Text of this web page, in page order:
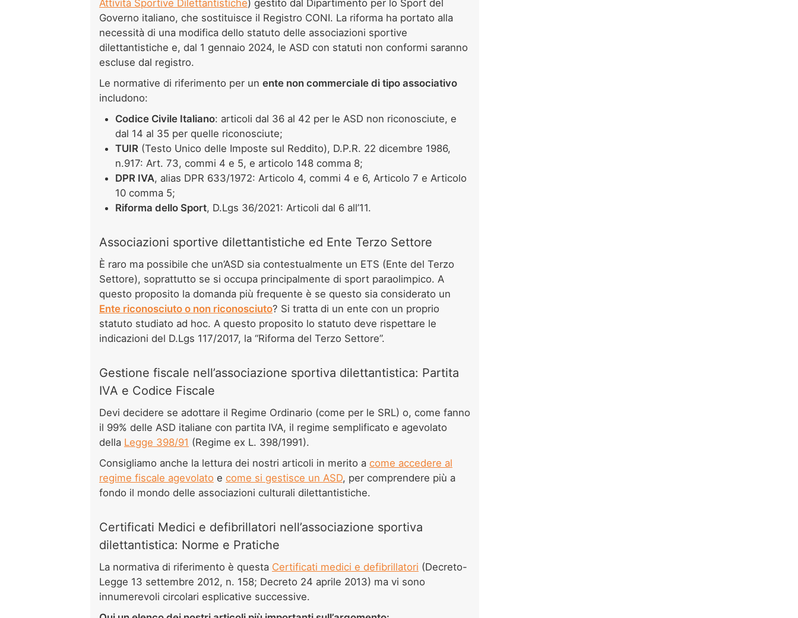
Attività Sportive Dilettantistiche) gestito dal Dipartimento per lo Sport del
Governo italiano, che sostituisce il Registro CONI. La riforma ha portato alla
necessità di una modifica dello statuto delle associazioni sportive
dilettantistiche e, dal 1 gennaio 2024, le ASD con statuti non conformi saranno
escluse dal registro.
Le normative di riferimento per un ente non commerciale di tipo associativo
includono:
Codice Civile Italiano: articoli dal 36 al 42 per le ASD non riconosciute, e
dal 14 al 35 per quelle riconosciute;
TUIR (Testo Unico delle Imposte sul Reddito), D.P.R. 22 dicembre 1986,
n.917: Art. 73, commi 4 e 5, e articolo 148 comma 8;
DPR IVA, alias DPR 633/1972: Articolo 4, commi 4 e 6, Articolo 7 e Articolo
10 comma 5;
Riforma dello Sport, D.Lgs 36/2021: Articoli dal 6 all’11.
Associazioni sportive dilettantistiche ed Ente Terzo Settore
È raro ma possibile che un’ASD sia contestualmente un ETS (Ente del Terzo
Settore), soprattutto se si occupa principalmente di sport paraolimpico. A
questo proposito la domanda più frequente è se questo sia considerato un
Ente riconosciuto o non riconosciuto? Si tratta di un ente con un proprio
statuto studiato ad hoc. A questo proposito lo statuto deve rispettare le
indicazioni del D.Lgs 117/2017, la “Riforma del Terzo Settore”.
Gestione fiscale nell’associazione sportiva dilettantistica: Partita
IVA e Codice Fiscale
Devi decidere se adottare il Regime Ordinario (come per le SRL) o, come fanno
il 99% delle ASD italiane con partita IVA, il regime semplificato e agevolato
della Legge 398/91 (Regime ex L. 398/1991).
Consigliamo anche la lettura dei nostri articoli in merito a come accedere al
regime fiscale agevolato e come si gestisce un ASD, per comprendere più a
fondo il mondo delle associazioni culturali dilettantistiche.
Certificati Medici e defibrillatori nell’associazione sportiva
dilettantistica: Norme e Pratiche
La normativa di riferimento è questa Certificati medici e defibrillatori (Decreto-
Legge 13 settembre 2012, n. 158; Decreto 24 aprile 2013) ma vi sono
innumerevoli circolari esplicative successive.